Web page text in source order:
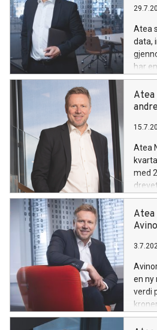
Atea
data,
har
inntil
Atea
med
Atea
en ny
verdi
med